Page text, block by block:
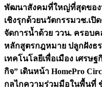
พัฒนาสังคมที่ใหญ่ที่สุดของ
เชิงรุกด้วยนวัตกรรมวช.เปิ
จัดการน้ำด้วย ววน. ครอบค
หลักสูตรกฎหมาย ปลูกฝังธ
เทคโนโลยีเพื่อเมือง เศรษ
กิจ” เดินหน้า HomePro
กลไกความร่วมมือในพื้นที่